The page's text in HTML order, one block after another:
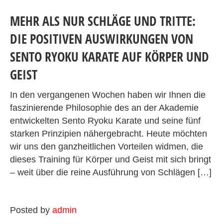
MEHR ALS NUR SCHLÄGE UND TRITTE:
DIE POSITIVEN AUSWIRKUNGEN VON
SENTO RYOKU KARATE AUF KÖRPER UND
GEIST
In den vergangenen Wochen haben wir Ihnen die
faszinierende Philosophie des an der Akademie
entwickelten Sento Ryoku Karate und seine fünf
starken Prinzipien nähergebracht. Heute möchten
wir uns den ganzheitlichen Vorteilen widmen, die
dieses Training für Körper und Geist mit sich bringt
– weit über die reine Ausführung von Schlägen […]
Posted by admin